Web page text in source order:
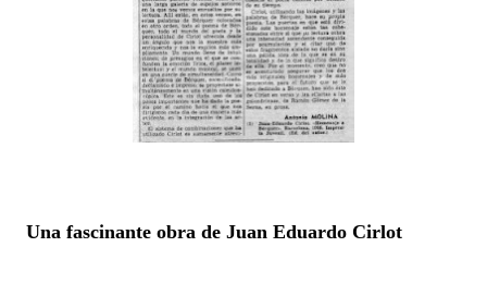
Una fascinante obra de Juan Eduardo Cirlot